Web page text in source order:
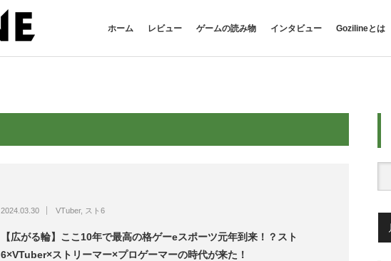
ホーム レビュー ゲームの読み物 インタビュー Gozilineとは
2024.03.30 VTuber, スト6
【広がる輪】ここ10年で最高の格ゲーeスポーツ元年到来！？スト
6×VTuber×ストリーマー×プロゲーマーの時代が来た！